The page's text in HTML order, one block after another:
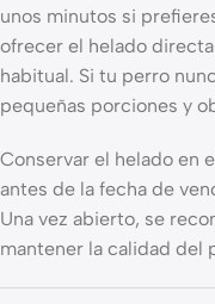
unos minutos si
ofrecer el helado
habitual. Si tu perro
pequeñas porciones y
Conservar el helado en
antes de la fecha de
Una vez abierto, se
mantener la calidad del